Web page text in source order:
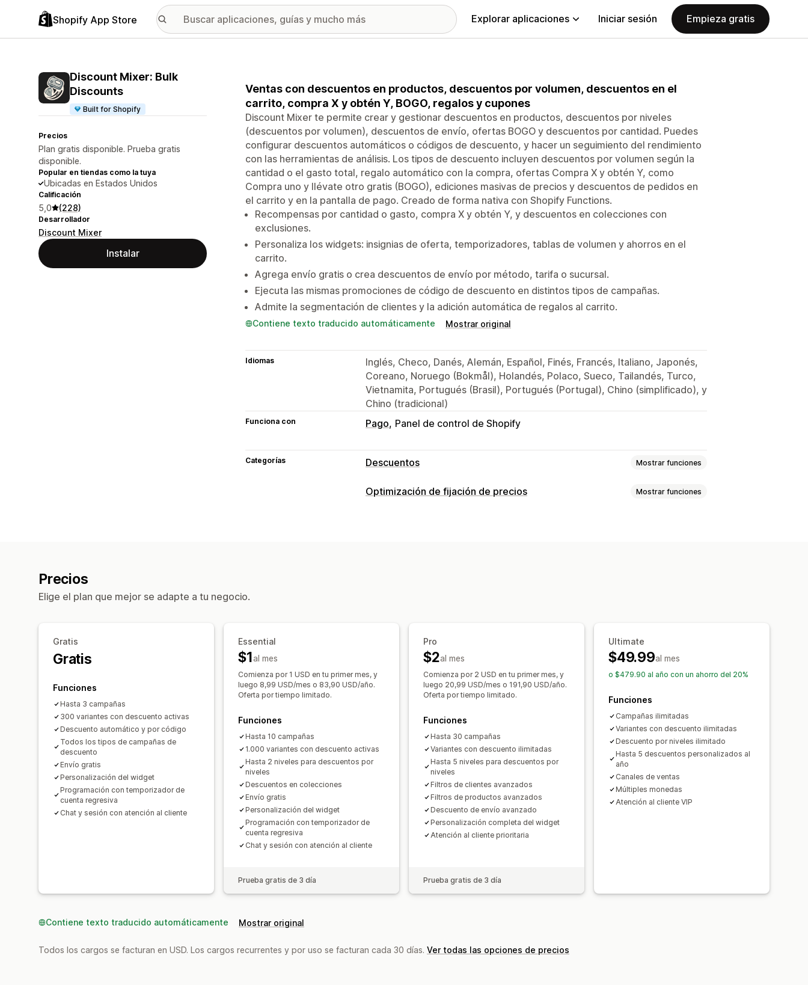
Shopify App Store Explorar aplicaciones Iniciar sesión Empieza gratis
Discount Mixer: Bulk
Discounts
Built for Shopify
Precios
Plan gratis disponible. Prueba gratis
disponible.
Popular en tiendas como la tuya
Ubicadas en Estados Unidos
Calificación
5,0 (228)
Desarrollador
Discount Mixer
Instalar
Ventas con descuentos en productos, descuentos por volumen, descuentos en el
carrito, compra X y obtén Y, ‌BOGO, regalos y cupones
Discount Mixer te permite crear y gestionar descuentos en productos, descuentos por niveles
(descuentos por volumen), descuentos de envío, ofertas BOGO y descuentos por cantidad. Puedes
configurar descuentos automáticos o códigos de descuento, y hacer un seguimiento del rendimiento
con las herramientas de análisis. Los tipos de descuento incluyen descuentos por volumen según la
cantidad o el gasto total, regalo automático con la compra, ofertas Compra X y obtén Y, como
Compra uno y llévate otro gratis (BOGO), ediciones masivas de precios y descuentos de pedidos en
el carrito y en la pantalla de pago. Creado de forma nativa con Shopify Functions.
Recompensas por cantidad o gasto, compra X y obtén Y, y descuentos en colecciones con
exclusiones.
Personaliza los widgets: insignias de oferta, temporizadores, tablas de volumen y ahorros en el
carrito.
Agrega envío gratis o crea descuentos de envío por método, tarifa o sucursal.
Ejecuta las mismas promociones de código de descuento en distintos tipos de campañas.
Admite la segmentación de clientes y la adición automática de regalos al carrito.
Contiene texto traducido automáticamente Mostrar original
Idiomas
Inglés, Checo, Danés, Alemán, Español, Finés, Francés, Italiano, Japonés,
Coreano, Noruego (Bokmål), Holandés, Polaco, Sueco, Tailandés, Turco,
Vietnamita, Portugués (Brasil), Portugués (Portugal), Chino (simplificado), y
Chino (tradicional)
Funciona con Pago Panel de control de Shopify
Categorías Descuentos Mostrar funciones
Tipos de descuentos
Gestión de descuentos
Herramienta de edición
Importar y exportar
Código personalizado Conversión de monedas Localización
Campañas
Activadores y reglas Descuentos por pila Automatizaciones
Etiquetas
Filtros
Informes API y webhook
Optimización de fijación de precios Mostrar funciones
Paneles de control
Precios
Elige el plan que mejor se adapte a tu negocio.
Gratis
Gratis
Funciones
Hasta 3 campañas
300 variantes con descuento activas
Descuento automático y por código
Todos los tipos de campañas de
descuento
Envío gratis
Personalización del widget
Programación con temporizador de
cuenta regresiva
Chat y sesión con atención al cliente
Essential
$1al mes
Comienza por 1 USD en tu primer mes, y
luego 8,99 USD/mes o 83,90 USD/año.
Oferta por tiempo limitado.
Funciones
Hasta 10 campañas
1.000 variantes con descuento activas
Hasta 2 niveles para descuentos por
niveles
Descuentos en colecciones
Envío gratis
Personalización del widget
Programación con temporizador de
cuenta regresiva
Chat y sesión con atención al cliente
Prueba gratis de 3 día
Pro
$2al mes
Comienza por 2 USD en tu primer mes, y
luego 20,99 USD/mes o 191,90 USD/año.
Oferta por tiempo limitado.
Funciones
Hasta 30 campañas
Variantes con descuento ilimitadas
Hasta 5 niveles para descuentos por
niveles
Filtros de clientes avanzados
Filtros de productos avanzados
Descuento de envío avanzado
Personalización completa del widget
Atención al cliente prioritaria
Prueba gratis de 3 día
Ultimate
$49.99al mes
o $479.90 al año con un ahorro del 20%
Funciones
Campañas ilimitadas
Variantes con descuento ilimitadas
Descuento por niveles ilimitado
Hasta 5 descuentos personalizados al
año
Canales de ventas
Múltiples monedas
Atención al cliente VIP
Contiene texto traducido automáticamente Mostrar original
Todos los cargos se facturan en USD. Los cargos recurrentes y por uso se facturan cada 30 días. Ver todas las opciones de precios